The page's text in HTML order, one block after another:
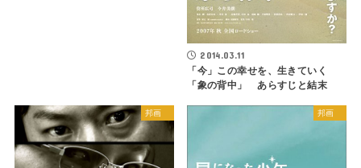
2014.03.11
「今」この幸せを、生きていく
「象の背中」 あらすじと結末
邦画 邦画